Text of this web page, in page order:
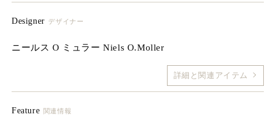
Designer デザイナー
ニールス O ミュラー Niels O.Moller
詳細と関連アイテム
Feature 関連情報